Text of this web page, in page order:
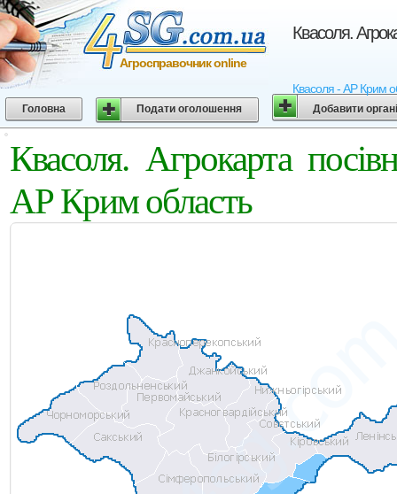
Квасоля.
Квасоля - АР Крим
Агросправочник online
Головна Подати оголошення Добавити
Квасоля. Агрокарта
АР Крим область